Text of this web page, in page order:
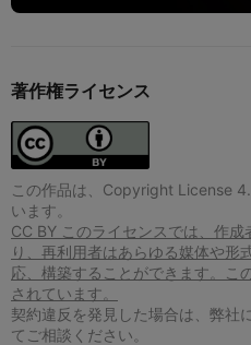
著作権ライセンス
この作品は、Copyright License
います。
CC BY このライセンスでは、作
り、再利用者はあらゆる媒体や形
応、構築することができます。こ
されています。
契約違反を発見した場合は、弊社
てご相談ください。